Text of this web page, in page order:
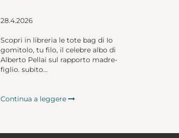
28.4.2026
Scopri in libreria le tote bag di Io
gomitolo, tu filo, il celebre albo di
Alberto Pellai sul rapporto madre-
figlio. subito...
Continua a leggere